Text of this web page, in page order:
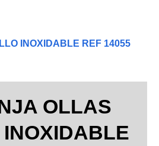
INOXIDABLE REF 14055
OLLAS